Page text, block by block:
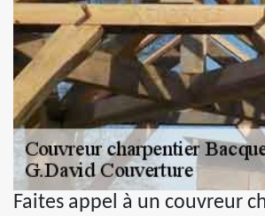
Faites appel à un couvreur